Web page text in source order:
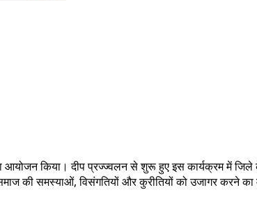
किया। दीप प्रज्ज्वलन से शुरू हुए इस कार्यक्रम में जिले के
की समस्याओं, विसंगतियों और कुरीतियों को उजागर करने का